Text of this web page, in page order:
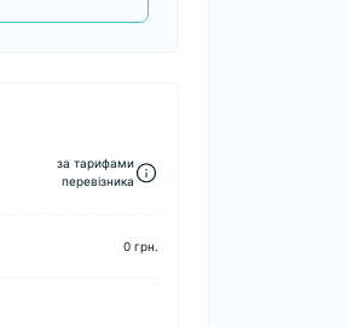
за тарифами
перевізника
0 грн.